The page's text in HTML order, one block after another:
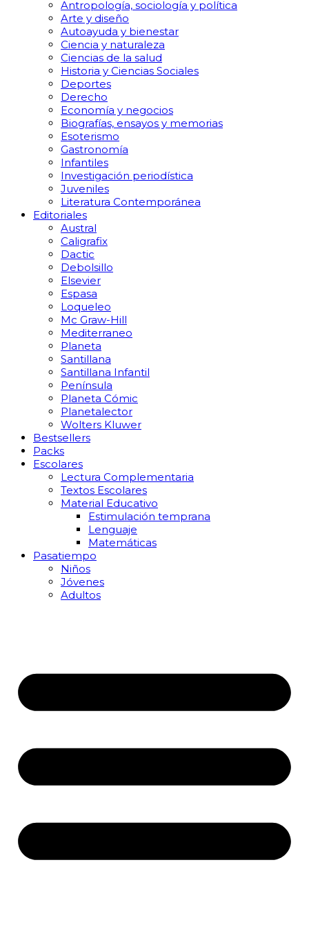
Antropología, sociología y política
Arte y diseño
Autoayuda y bienestar
Ciencia y naturaleza
Ciencias de la salud
Historia y Ciencias Sociales
Deportes
Derecho
Economía y negocios
Biografías, ensayos y memorias
Esoterismo
Gastronomía
Infantiles
Investigación periodística
Juveniles
Literatura Contemporánea
Editoriales
Austral
Caligrafix
Dactic
Debolsillo
Elsevier
Espasa
Loqueleo
Mc Graw-Hill
Mediterraneo
Planeta
Santillana
Santillana Infantil
Península
Planeta Cómic
Planetalector
Wolters Kluwer
Bestsellers
Packs
Escolares
Lectura Complementaria
Textos Escolares
Material Educativo
Estimulación temprana
Lenguaje
Matemáticas
Pasatiempo
Niños
Jóvenes
Adultos